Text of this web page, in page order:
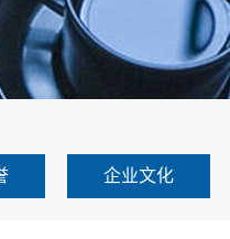
企业文化